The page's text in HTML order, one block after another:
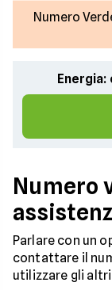
Numero
Numero
Parlare con un
contattare il
utilizzare gli